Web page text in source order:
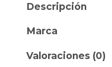
Descripción
Marca
Valoraciones (0)